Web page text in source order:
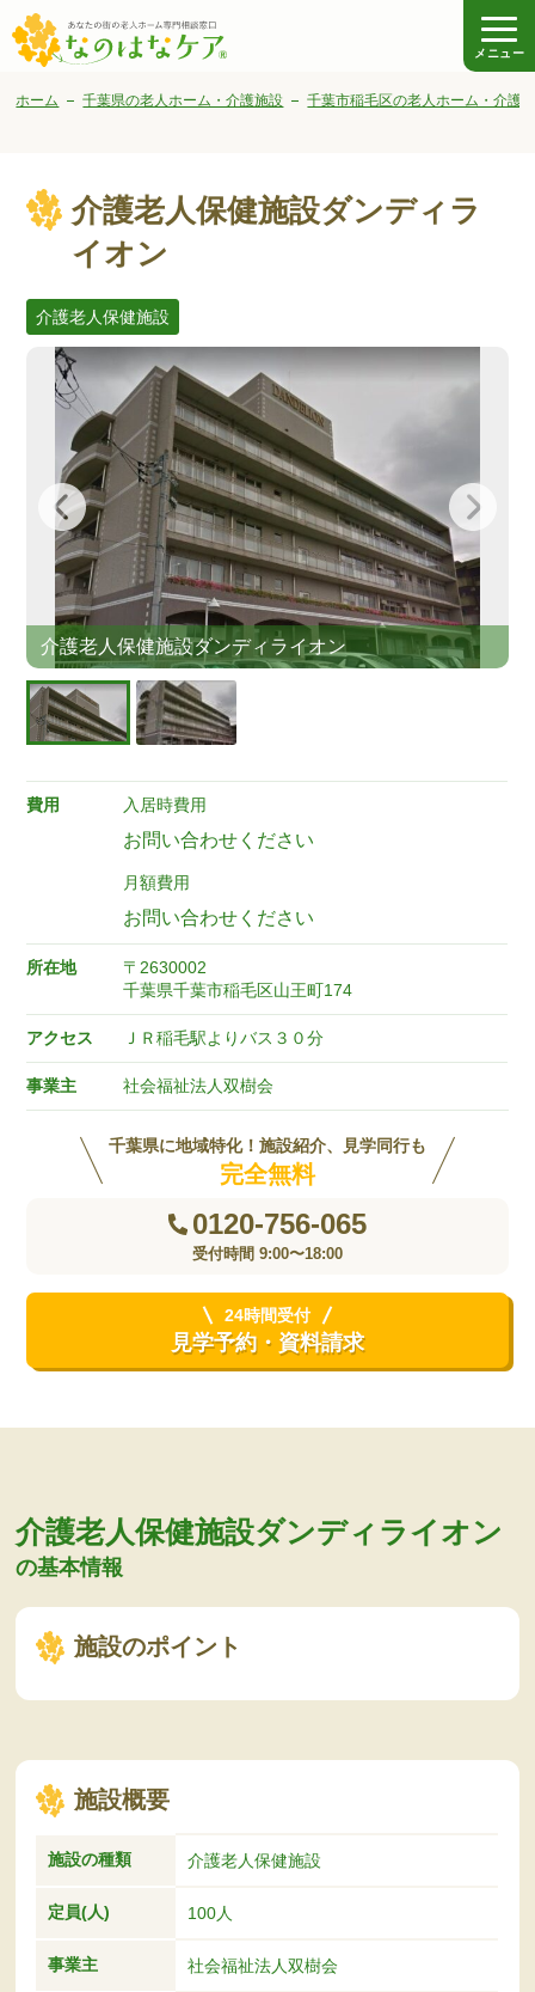
メニュー
ホーム 千葉県の老人ホーム・介護施設 千葉市稲毛区の老人ホーム・介護
介護老人保健施設ダンディラ
イオン
介護老人保健施設
介護老人保健施設ダンディライオン
費用 入居時費用
お問い合わせください
月額費用
お問い合わせください
所在地
〒2630002
千葉県千葉市稲毛区山王町174
アクセス ＪＲ稲毛駅よりバス３０分
事業主 社会福祉法人双樹会
千葉県に地域特化！施設紹介、見学同行も
完全無料
0120-756-065
受付時間 9:00〜18:00
24時間受付
見学予約・資料請求
介護老人保健施設ダンディライオン
の基本情報
施設のポイント
施設概要
施設の種類 介護老人保健施設
定員(人) 100人
事業主 社会福祉法人双樹会